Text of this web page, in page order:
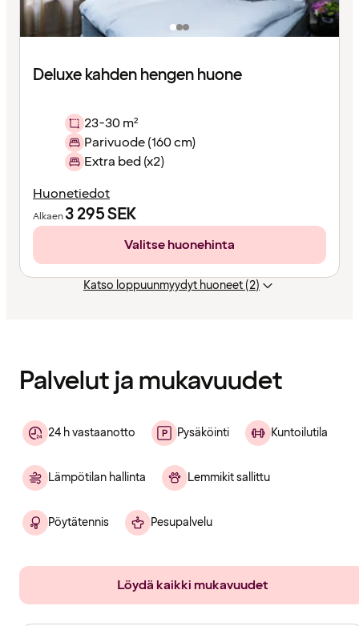
Deluxe kahden hengen huone
23-30 m²
Parivuode (160 cm)
Extra bed (x2)
Huonetiedot
Alkaen3 295SEK
Valitse huonehinta
Katso loppuunmyydyt huoneet (2)
Palvelut ja mukavuudet
24 h vastaanotto Pysäköinti Kuntoilutila
Lämpötilan hallinta Lemmikit sallittu
Pöytätennis Pesupalvelu
Löydä kaikki mukavuudet